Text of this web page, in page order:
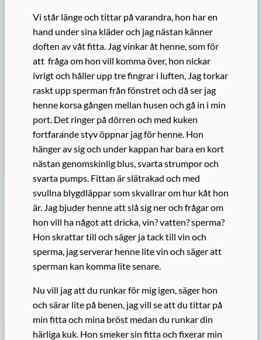
Vi står länge och tittar på varandra, hon har en
hand under sina kläder och jag nästan känner
doften av våt fitta. Jag vinkar åt henne, som för
att fråga om hon vill komma över, hon nickar
ivrigt och håller upp tre fingrar i luften, Jag torkar
raskt upp sperman från fönstret och då ser jag
henne korsa gången mellan husen och gå in i min
port. Det ringer på dörren och med kuken
fortfarande styv öppnar jag för henne. Hon
hänger av sig och under kappan har bara en kort
nästan genomskinlig blus, svarta strumpor och
svarta pumps. Fittan är slätrakad och med
svullna blygdläppar som skvallrar om hur kåt hon
är. Jag bjuder henne att slå sig ner och frågar om
hon vill ha något att dricka, vin? vatten? sperma?
Hon skrattar till och säger ja tack till vin och
sperma, jag serverar henne lite vin och säger att
sperman kan komma lite senare.
Nu vill jag att du runkar för mig igen, säger hon
och särar lite på benen, jag vill se att du tittar på
min fitta och mina bröst medan du runkar din
härliga kuk. Hon smeker sin fitta och fixerar min